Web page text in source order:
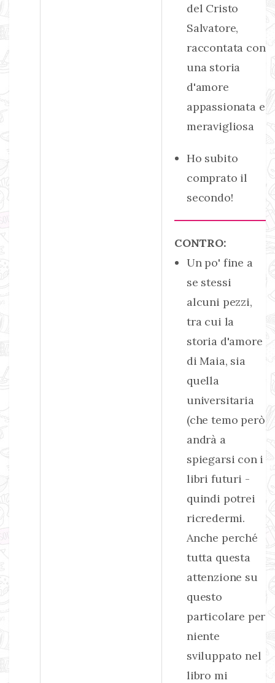
del Cristo
Salvatore,
raccontata con
una storia
d'amore
appassionata e
meravigliosa
Ho subito
comprato il
secondo!
CONTRO:
Un po' fine a
se stessi
alcuni pezzi,
tra cui la
storia d'amore
di Maia, sia
quella
universitaria
(che temo però
andrà a
spiegarsi con i
libri futuri -
quindi potrei
ricredermi.
Anche perché
tutta questa
attenzione su
questo
particolare per
niente
sviluppato nel
libro mi